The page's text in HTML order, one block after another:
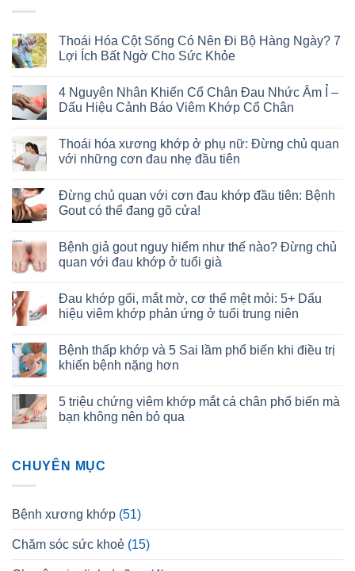
Thoái Hóa Cột Sống Có Nên Đi Bộ Hàng Ngày? 7
Lợi Ích Bất Ngờ Cho Sức Khỏe
4 Nguyên Nhân Khiến Cổ Chân Đau Nhức Âm Ỉ –
Dấu Hiệu Cảnh Báo Viêm Khớp Cổ Chân
Thoái hóa xương khớp ở phụ nữ: Đừng chủ quan
với những cơn đau nhẹ đầu tiên
Đừng chủ quan với cơn đau khớp đầu tiên: Bệnh
Gout có thể đang gõ cửa!
Bệnh giả gout nguy hiểm như thế nào? Đừng chủ
quan với đau khớp ở tuổi già
Đau khớp gối, mắt mờ, cơ thể mệt mỏi: 5+ Dấu
hiệu viêm khớp phản ứng ở tuổi trung niên
Bệnh thấp khớp và 5 Sai lầm phổ biến khi điều trị
khiến bệnh nặng hơn
5 triệu chứng viêm khớp mắt cá chân phổ biến mà
bạn không nên bỏ qua
CHUYÊN MỤC
Bệnh xương khớp (51)
Chăm sóc sức khoẻ (15)